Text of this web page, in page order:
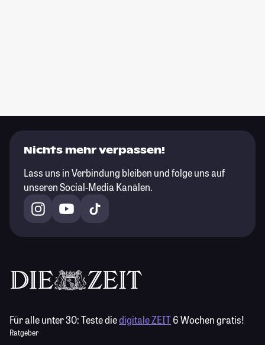
Nichts mehr verpassen!
Lass uns in Verbindung bleiben und folge uns auf
unseren Social-Media Kanälen.
Für alle unter 30:Teste diedigitale ZEIT6 Wochen gratis!
Ratgeber